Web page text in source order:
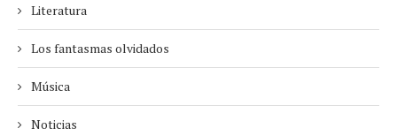
Literatura
Los fantasmas olvidados
Música
Noticias